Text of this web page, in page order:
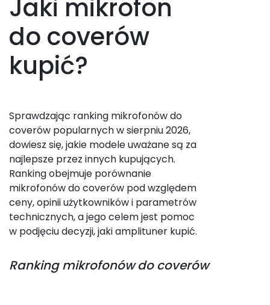
Jaki mikrofon
do coverów
kupić?
Sprawdzając ranking mikrofonów do
coverów popularnych w sierpniu 2026,
dowiesz się, jakie modele uważane są za
najlepsze przez innych kupujących.
Ranking obejmuje porównanie
mikrofonów do coverów pod względem
ceny, opinii użytkowników i parametrów
technicznych, a jego celem jest pomoc
w podjęciu decyzji, jaki amplituner kupić.
Rankingmikrofonów do coverów